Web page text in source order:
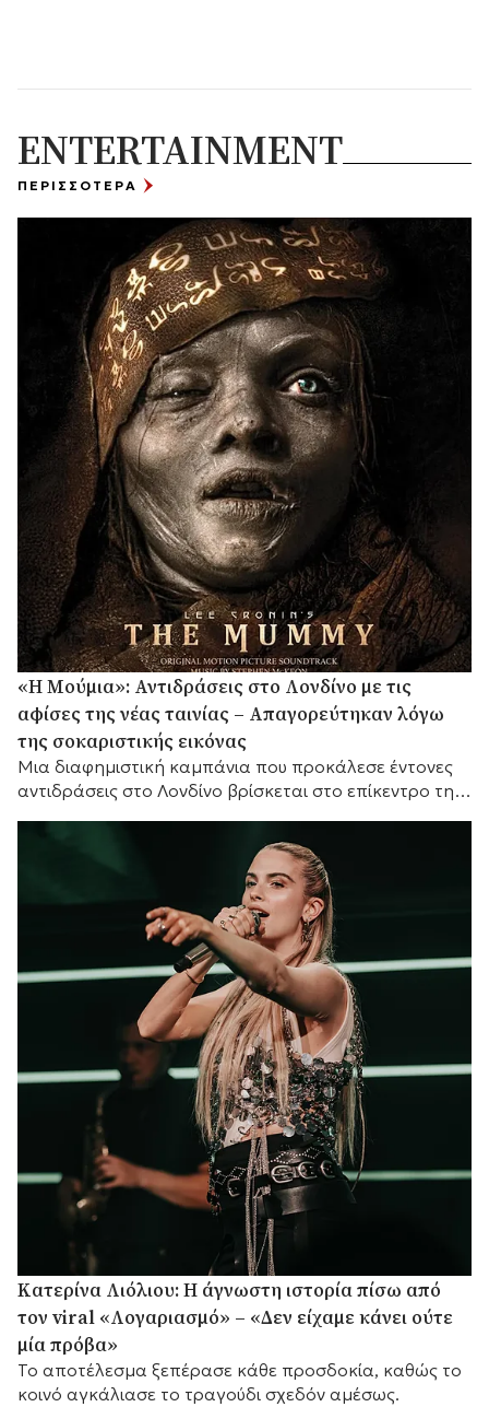
ENTERTAINMENT
ΠΕΡΙΣΣΟΤΕΡΑ
«Η Μούμια»: Αντιδράσεις στο Λονδίνο με τις
αφίσες της νέας ταινίας – Απαγορεύτηκαν λόγω
της σοκαριστικής εικόνας
Μια διαφημιστική καμπάνια που προκάλεσε έντονες
αντιδράσεις στο Λονδίνο βρίσκεται στο επίκεντρο της
Κατερίνα Λιόλιου: Η άγνωστη ιστορία πίσω από
τον viral «Λογαριασμό» – «Δεν είχαμε κάνει ούτε
μία πρόβα»
Το αποτέλεσμα ξεπέρασε κάθε προσδοκία, καθώς το
κοινό αγκάλιασε το τραγούδι σχεδόν αμέσως.